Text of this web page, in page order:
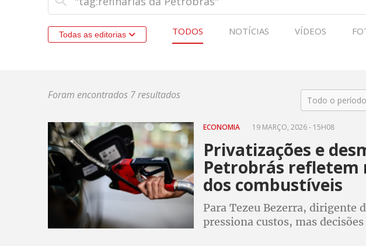
Todas as editorias TODOS NOTÍCIAS VÍDEOS
Foram encontrados 7 resultados Todo o período
ECONOMIA 19 MARÇO, 2026 - 15H08
Privatizações e
Petrobrás refletem
dos combustíveis
Para Tezeu Bezerra, dirigente
pressiona custos, mas